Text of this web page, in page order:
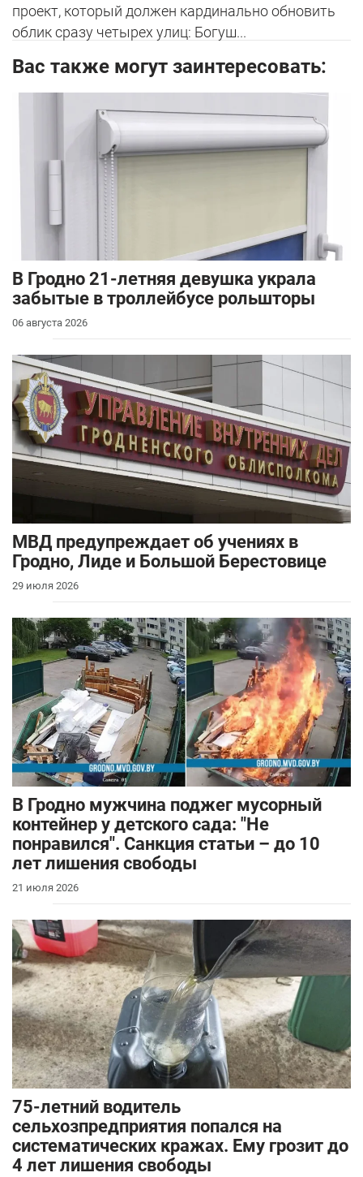
проект, который должен кардинально обновить
облик сразу четырех улиц: Богуш...
Вас также могут заинтересовать:
В Гродно 21-летняя девушка украла
забытые в троллейбусе рольшторы
06 августа 2026
МВД предупреждает об учениях в
Гродно, Лиде и Большой Берестовице
29 июля 2026
В Гродно мужчина поджег мусорный
контейнер у детского сада: "Не
понравился". Санкция статьи – до 10
лет лишения свободы
21 июля 2026
75-летний водитель
сельхозпредприятия попался на
систематических кражах. Ему грозит до
4 лет лишения свободы